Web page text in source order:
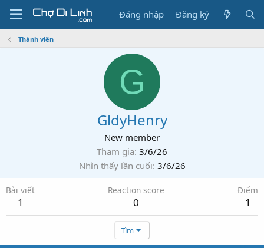
Đăng nhập Đăng ký
Thành viên
G
GldyHenry
New member
Tham gia 3/6/26
Nhìn thấy lần cuối 3/6/26
Bài viết
1
Reaction score
0
Điểm
1
Tìm